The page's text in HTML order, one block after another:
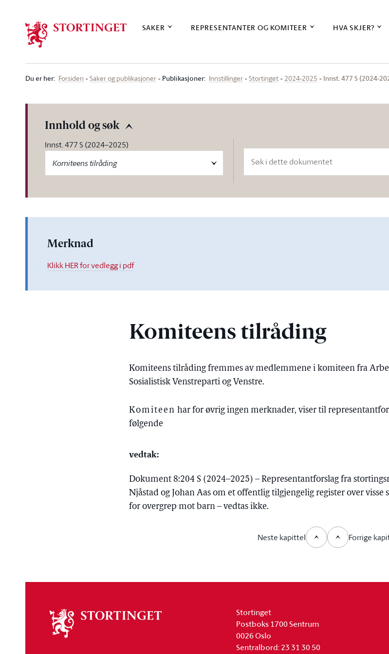
SAKER REPRESENTANTER OG KOMITEER HVA SKJER?
Du er her: Forsiden Saker og publikasjoner Publikasjoner: Innstillinger Stortinget 2024-2025 Innst. 477 S (2024-
Innhold og søk
Innst. 477 S (2024–2025)
Komiteens tilråding
Merknad
Klikk HER for vedlegg i pdf
Komiteens tilråding
Komiteens tilråding fremmes av medlemmene i komiteen fra
Sosialistisk Venstreparti og Venstre.
Komiteen har for øvrig ingen merknader, viser til
følgende
vedtak:
Dokument 8:204 S (2024–2025) – Representantforslag fra
Njåstad og Johan Aas om et offentlig tilgjengelig register over
for overgrep mot barn – vedtas ikke.
Forrige
Neste kapittel
stortinget
Stortinget
Postboks 1700 Sentrum
0026 Oslo
Sentralbord: 23 31 30 50